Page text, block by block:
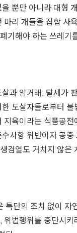
뿐만 아니라 대형
리 개들을 집합 사
기해야 하는 쓰레기
과 암거래, 탈세가
도살자들로부터
육이라는 식품공
사항 위반이자 공
검열도 거치지 않은
단의 조치 없이 자
법행위를 중단시